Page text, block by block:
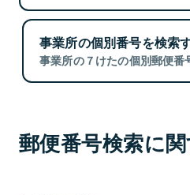
事業所の個別番号を検索
事業所の７けたの個別郵便番
郵便番号検索に